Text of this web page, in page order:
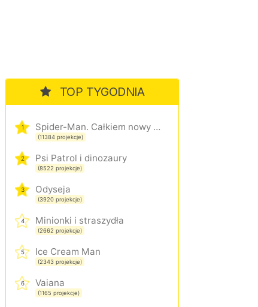
TOP TYGODNIA
1 Spider-Man. Całkiem nowy dzień
(11384 projekcje)
2 Psi Patrol i dinozaury
(8522 projekcje)
3 Odyseja
(3920 projekcje)
4 Minionki i straszydła
(2662 projekcje)
5 Ice Cream Man
(2343 projekcje)
6 Vaiana
(1165 projekcje)